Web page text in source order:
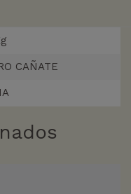
CAÑATE